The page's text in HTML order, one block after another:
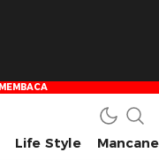
Life Style